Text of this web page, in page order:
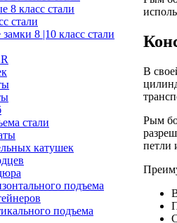
8 класс стали
стали
8 |10 класс стали
стали
катушек
подъема
подъема
В
Рым
петли